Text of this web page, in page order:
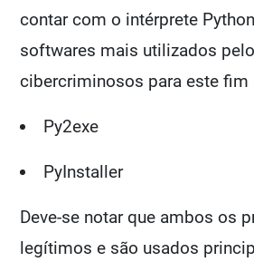
contar com o intérprete
softwares mais utilizados
cibercriminosos para este fim
Py2exe
PyInstaller
Deve-se notar que ambos os
legítimos e são usados